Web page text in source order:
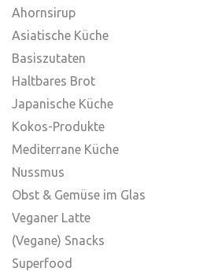
Ahornsirup
Asiatische Küche
Basiszutaten
Haltbares Brot
Japanische Küche
Kokos-Produkte
Mediterrane Küche
Nussmus
Obst & Gemüse im Glas
Veganer Latte
(Vegane) Snacks
Superfood